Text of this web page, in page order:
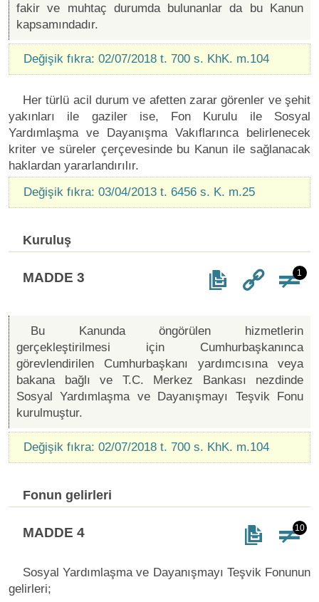
fakir ve muhtaç durumda bulunanlar da bu Kanun
kapsamındadır.
Değişik fıkra: 02/07/2018 t. 700 s. KhK. m.104
Her türlü acil durum ve afetten zarar görenler ve şehit
yakınları ile gaziler ise, Fon Kurulu ile Sosyal
Yardımlaşma ve Dayanışma Vakıflarınca belirlenecek
kriter ve süreler çerçevesinde bu Kanun ile sağlanacak
haklardan yararlandırılır.
Değişik fıkra: 03/04/2013 t. 6456 s. K. m.25
Kuruluş
MADDE 3 1
Bu Kanunda öngörülen hizmetlerin
gerçekleştirilmesi için Cumhurbaşkanınca
görevlendirilen Cumhurbaşkanı yardımcısına veya
bakana bağlı ve T.C. Merkez Bankası nezdinde
Sosyal Yardımlaşma ve Dayanışmayı Teşvik Fonu
kurulmuştur.
Değişik fıkra: 02/07/2018 t. 700 s. KhK. m.104
Fonun gelirleri
MADDE 4 10
Sosyal Yardımlaşma ve Dayanışmayı Teşvik Fonunun
gelirleri;